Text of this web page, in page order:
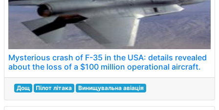
Мysterious crash of F-35 in the USA: details revealed
about the loss of a $100 million operational aircraft.
Дощ Пілот літака Винищувальна авіація